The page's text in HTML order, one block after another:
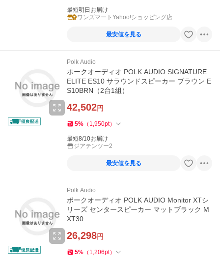
最短明日お届け
ワンズマートYahoo!ショッピング店
最安値を見る
Polk Audio
ポークオーディオ POLK AUDIO SIGNATURE
ELITE ES10 サラウンドスピーカー ブラウン E
S10BRN（2台1組）
42,502円
5% （ 1,950pt）
最短8/10お届け
ジアテンツー2
最安値を見る
Polk Audio
ポークオーディオ POLK AUDIO Monitor XTシ
リーズ センタースピーカー マットブラック M
XT30
26,298円
5% （ 1,206pt）